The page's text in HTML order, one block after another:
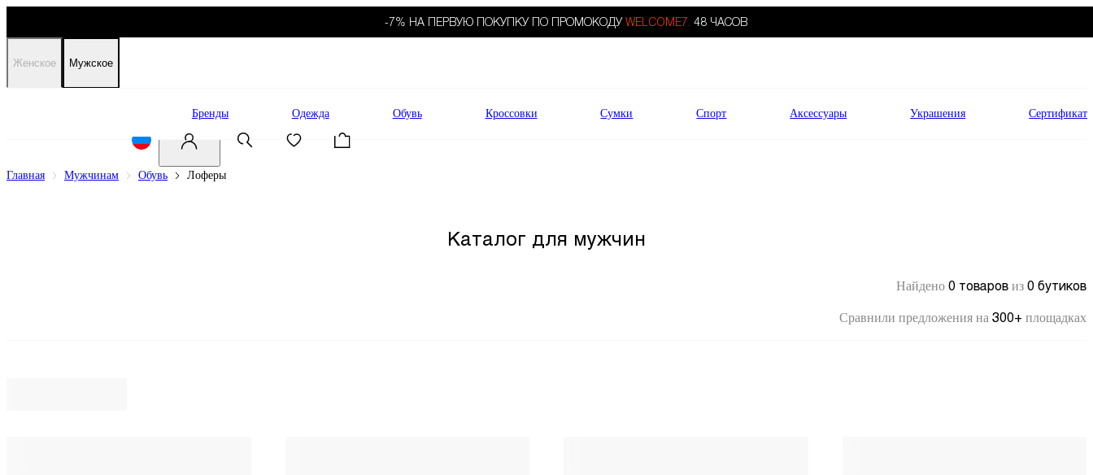
-7% НА ПЕРВУЮ ПОКУПКУ ПО ПРОМОКОДУ WELCOME7. 48 ЧАСОВ
Женское Мужское
Бренды Одежда Обувь Кроссовки Сумки Спорт Аксессуары Украшения Сертификат
Главная Мужчинам Обувь Лоферы
Каталог для мужчин
Найдено 0 товаров из 0 бутиков
Сравнили предложения на 300+ площадках